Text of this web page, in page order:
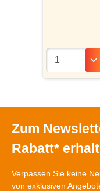
Zum
Rabatt*
Verpassen Sie keine
von exklusiven